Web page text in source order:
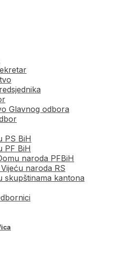
Glavnog odbora
PS BiH
PF BiH
naroda PFBiH
naroda RS
skupštinama kantona